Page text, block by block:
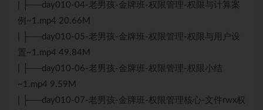
| ├──day010-04-老男孩-金牌班-权限管理-权限与计算案
例~1.mp4 20.66M
| ├──day010-05-老男孩-金牌班-权限管理-权限与用户设
置~1.mp4 49.84M
| ├──day010-06-老男孩-金牌班-权限管理-权限小结
~1.mp4 9.59M
| ├──day010-07-老男孩-金牌班-权限管理核心-文件rwx权